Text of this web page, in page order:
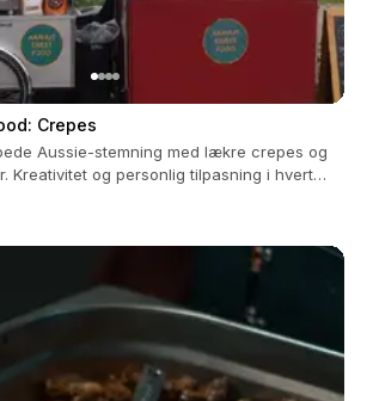
Crepes
Aussie-stemning med lækre crepes og
Kreativitet og personlig tilpasning i hvert